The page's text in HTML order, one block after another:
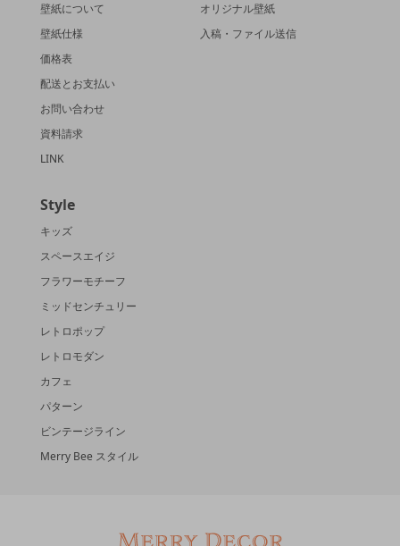
壁紙について
壁紙仕様
価格表
配送とお支払い
お問い合わせ
資料請求
LINK
オリジナル壁紙
入稿・ファイル送信
Style
キッズ
スペースエイジ
フラワーモチーフ
ミッドセンチュリー
レトロポップ
レトロモダン
カフェ
パターン
ビンテージライン
Merry Bee スタイル